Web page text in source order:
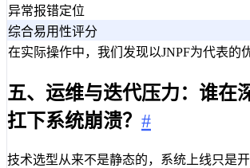
异常报错定位
综合易用性评分
在实际操作中，我们发现以JNPF为代表
五、运维与迭代压力：谁在
扛下系统崩溃？ #
技术选型从来不是静态的，系统上线只是